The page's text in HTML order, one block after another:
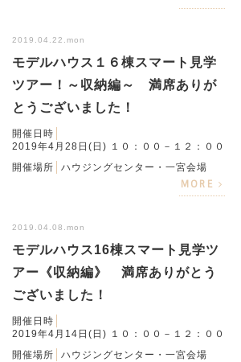
2019.04.22.mon
モデルハウス１６棟スマート見学
ツアー！～収納編～ 満席ありが
とうございました！
開催日時
2019年4月28日(日) １０：００－１２：００
開催場所
ハウジングセンター・一宮会場
MORE
2019.04.08.mon
モデルハウス16棟スマート見学ツ
アー《収納編》 満席ありがとう
ございました！
開催日時
2019年4月14日(日) １０：００－１２：００
開催場所
ハウジングセンター・一宮会場